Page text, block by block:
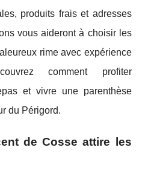
produits frais et adresses
vous aideront à choisir les
rime avec expérience
comment profiter
et vivre une parenthèse
du Périgord.
de Cosse attire les